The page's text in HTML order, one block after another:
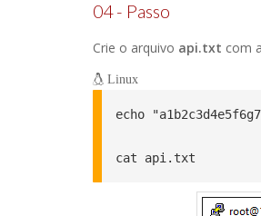
04 - Passo
Crie o arquivo api.txt com a
Linux
echo
cat api.txt